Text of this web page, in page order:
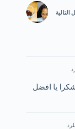
التالية
يا افضل